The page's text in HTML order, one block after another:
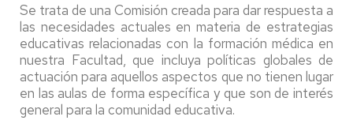
Se trata de una Comisión creada para dar respuesta a
las necesidades actuales en materia de estrategias
educativas relacionadas con la formación médica en
nuestra Facultad, que incluya políticas globales de
actuación para aquellos aspectos que no tienen lugar
en las aulas de forma específica y que son de interés
general para la comunidad educativa.